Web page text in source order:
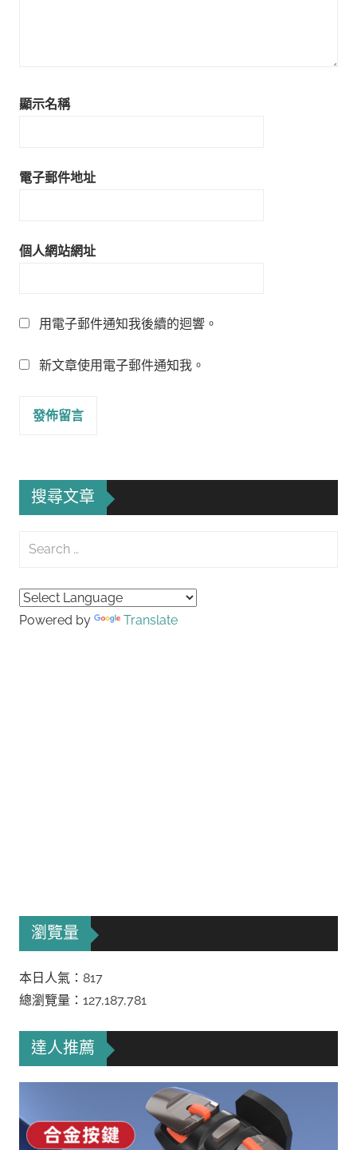
顯示名稱
電子郵件地址
個人網站網址
用電子郵件通知我後續的迴響。
新文章使用電子郵件通知我。
搜尋文章
Search
Powered by Translate
瀏覽量
本日人氣：817
總瀏覽量：127,187,781
達人推薦